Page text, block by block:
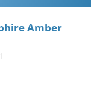
Amber